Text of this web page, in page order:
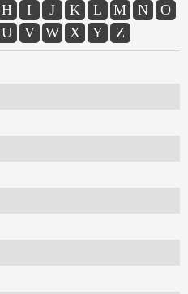
H I J K L M N
O
U V W X Y Z